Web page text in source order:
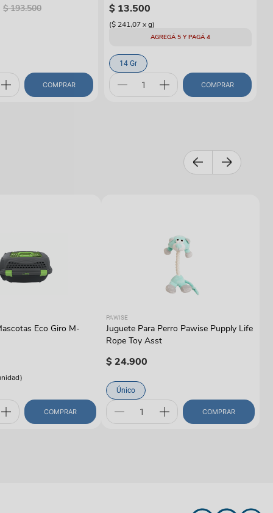
$ 193.500
COMPRAR
$ 13.500
($ 241,07xg)
AGREGÁ 5 Y PAGÁ 4
14 Gr
COMPRAR
Eco Giro M-
)
COMPRAR
PAWISE
Juguete Para Perro Pawise Pupply Life
Rope Toy Asst
$24.900
Único
COMPRAR